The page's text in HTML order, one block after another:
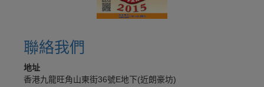
聯絡我們
地址
香港九龍旺角山東街36號E地下(近朗豪坊)